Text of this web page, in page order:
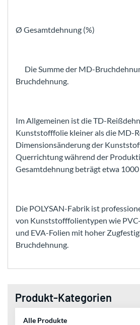
Ø Gesamtdehnung (%)
Die Summe der MD-
Bruchdehnung.
Im Allgemeinen ist die TD-
Kunststofffolie kleiner als die MD-
Dimensionsänderung der
Querrichtung während der
Gesamtdehnung beträgt etwa 1000
Die POLYSAN-Fabrik ist
von Kunststofffolientypen wie
und EVA-Folien mit hoher
Bruchdehnung.
Produkt-Kategorien
Alle Produkte